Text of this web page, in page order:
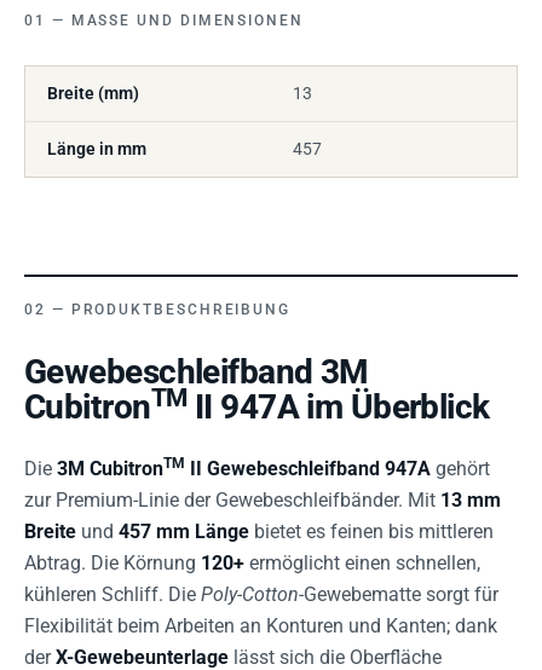
MASSE UND DIMENSIONEN
Breite (mm) 13
Länge in mm 457
PRODUKTBESCHREIBUNG
Gewebeschleifband 3M
CubitronTM II 947A im Überblick
Die 3M CubitronTM II Gewebeschleifband 947A gehört
zur Premium-Linie der Gewebeschleifbänder. Mit 13 mm
Breite und 457 mm Länge bietet es feinen bis mittleren
Abtrag. Die Körnung 120+ ermöglicht einen schnellen,
kühleren Schliff. Die Poly-Cotton-Gewebematte sorgt für
Flexibilität beim Arbeiten an Konturen und Kanten; dank
derX-Gewebeunterlage lässt sich die Oberfläche